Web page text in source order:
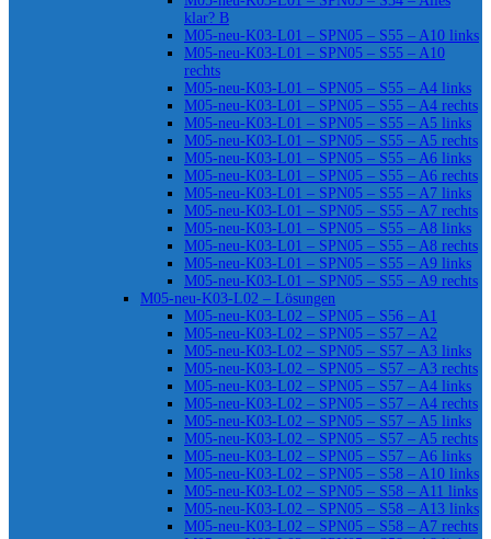
klar? B
M05-neu-K03-L01 – SPN05 – S55 – A10 links
M05-neu-K03-L01 – SPN05 – S55 – A10
rechts
M05-neu-K03-L01 – SPN05 – S55 – A4 links
M05-neu-K03-L01 – SPN05 – S55 – A4 rechts
M05-neu-K03-L01 – SPN05 – S55 – A5 links
M05-neu-K03-L01 – SPN05 – S55 – A5 rechts
M05-neu-K03-L01 – SPN05 – S55 – A6 links
M05-neu-K03-L01 – SPN05 – S55 – A6 rechts
M05-neu-K03-L01 – SPN05 – S55 – A7 links
M05-neu-K03-L01 – SPN05 – S55 – A7 rechts
M05-neu-K03-L01 – SPN05 – S55 – A8 links
M05-neu-K03-L01 – SPN05 – S55 – A8 rechts
M05-neu-K03-L01 – SPN05 – S55 – A9 links
M05-neu-K03-L01 – SPN05 – S55 – A9 rechts
M05-neu-K03-L02 – Lösungen
M05-neu-K03-L02 – SPN05 – S56 – A1
M05-neu-K03-L02 – SPN05 – S57 – A2
M05-neu-K03-L02 – SPN05 – S57 – A3 links
M05-neu-K03-L02 – SPN05 – S57 – A3 rechts
M05-neu-K03-L02 – SPN05 – S57 – A4 links
M05-neu-K03-L02 – SPN05 – S57 – A4 rechts
M05-neu-K03-L02 – SPN05 – S57 – A5 links
M05-neu-K03-L02 – SPN05 – S57 – A5 rechts
M05-neu-K03-L02 – SPN05 – S57 – A6 links
M05-neu-K03-L02 – SPN05 – S58 – A10 links
M05-neu-K03-L02 – SPN05 – S58 – A11 links
M05-neu-K03-L02 – SPN05 – S58 – A13 links
M05-neu-K03-L02 – SPN05 – S58 – A7 rechts